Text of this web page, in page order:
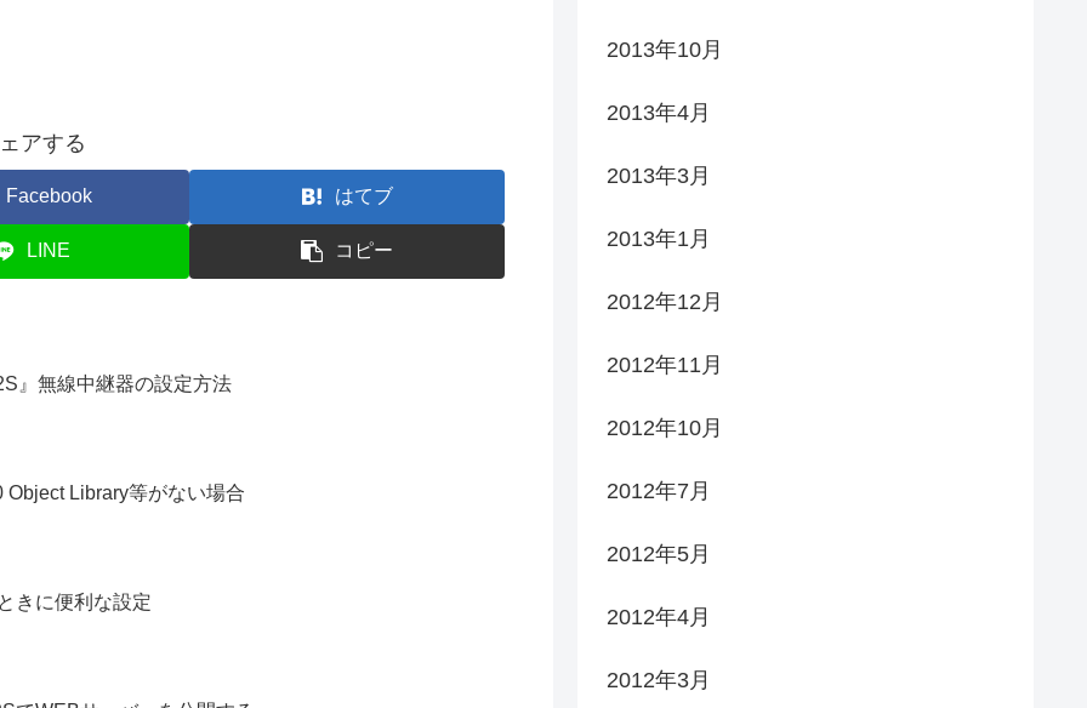
アする
Facebook はてブ
LINE コピー
』無線中継器の設定方法
Library等がない場合
きに便利な設定
2013年10月
2013年4月
2013年3月
2013年1月
2012年12月
2012年11月
2012年10月
2012年7月
2012年5月
2012年4月
2012年3月